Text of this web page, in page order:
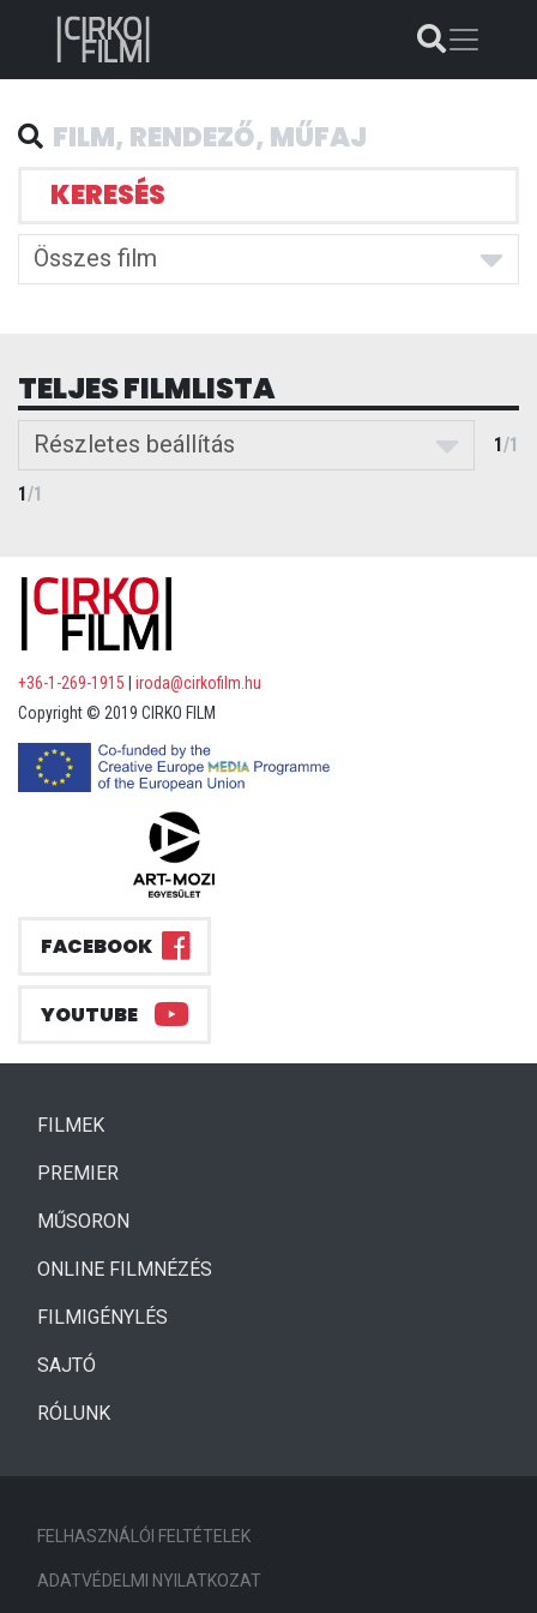
KERESÉS
Összes film
TELJES FILMLISTA
Részletes beállítás 1/1
1/1
+36-1-269-1915
iroda@cirkofilm.hu
Copyright © 2019 CIRKO FILM
FACEBOOK
YOUTUBE
FILMEK(CURRENT)
PREMIER
MŰSORON
ONLINE FILMNÉZÉS
FILMIGÉNYLÉS
SAJTÓ
RÓLUNK
FELHASZNÁLÓI FELTÉTELEK
ADATVÉDELMI NYILATKOZAT